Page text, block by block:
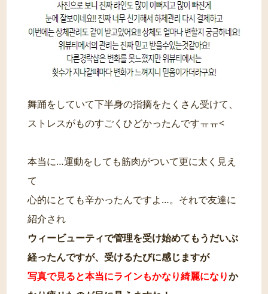
舞踊をしていて下半身の指摘をたくさん受けて、
ストレスがものすごくひどかったんですㅠㅠ<
本当に…運動をしても筋肉がついて更に太く見え
て
心的にとても辛かったんですよ…。それで友達に
紹介され
ウィービューティで管理を受け始めてもうだいぶ
経ったんですが、受けるたびに感じますが
写真で見ると本当にラインもかなり綺麗になりか